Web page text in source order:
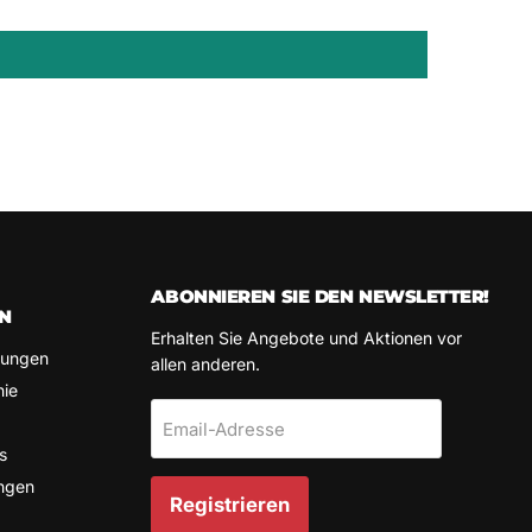
ABONNIEREN SIE DEN NEWSLETTER!
Erhalten Sie Angebote und Aktionen vor
allen anderen.
Email-Adresse
Registrieren